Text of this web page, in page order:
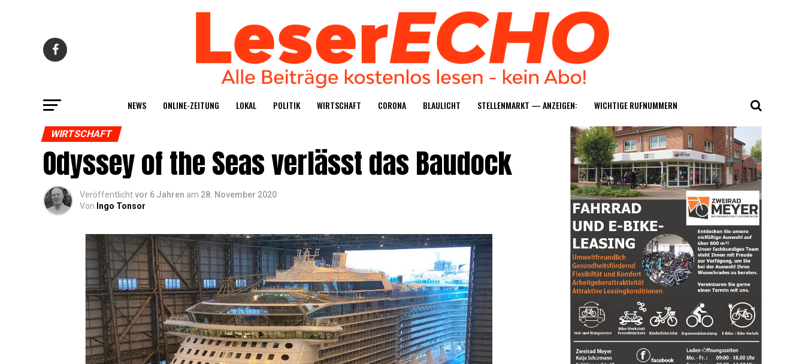
NEWS ONLINE-ZEI­TUNG LOKAL POLI­TIK WIRT­SCHAFT CORO­NA BLAU­LICHT STEL­LEN­MARKT — ANZEIGEN: WICH­TI­GE RUFNUMMERN
WIRTSCHAFT
Odys­sey of the Seas ver­lässt das Baudock
Veröffentlichtvor 6 Jahren am 28. November 2020
Von Ingo Tonsor